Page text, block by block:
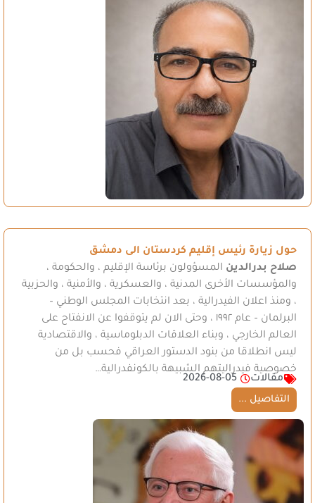
حول زيارة رئيس إقليم كردستان الى دمشق
صلاح بدرالدين المسؤولون برئاسة الإقليم ، والحكومة ،
والمؤسسات الأخرى المدنية ، والعسكرية ، والأمنية ، والحزبية
، ومنذ اعلان الفيدرالية ، بعد انتخابات المجلس الوطني –
البرلمان – عام ١٩٩٢ ، وحتى الان لم يتوقفوا عن الانفتاح على
العالم الخارجي ، وبناء العلاقات الدبلوماسية ، والاقتصادية
ليس انطلاقا من بنود الدستور العراقي فحسب بل من
خصوصية فيدراليتهم الشبيهة بالكونفدرالية…
مقالات
2026-08-05
التفاصيل ...